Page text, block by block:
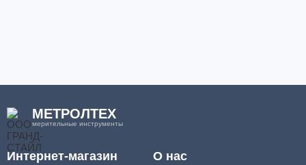
МЕТРОЛТЕХ
мерительные инструменты
Интернет-магазин О нас